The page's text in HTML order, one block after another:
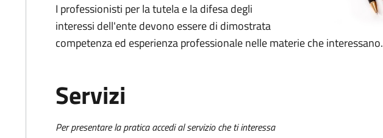
I professionisti per la tutela e la difesa degli
interessi dell'ente devono essere di dimostrata
competenza ed esperienza professionale nelle materie che interessano.
Servizi
Per presentare la pratica accedi al servizio che ti interessa